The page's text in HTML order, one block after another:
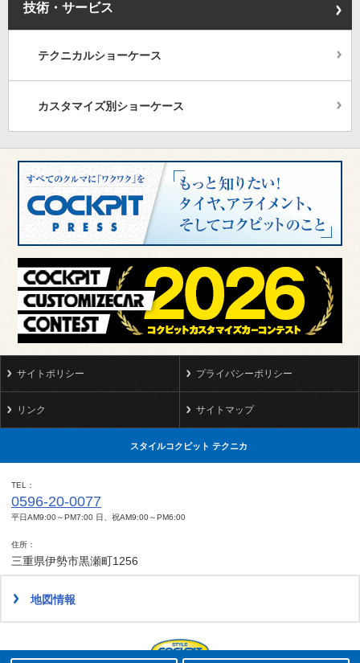
技術・サービス
テクニカルショーケース
カスタマイズ別ショーケース
サイトポリシー プライバシーポリシー
リンク サイトマップ
スタイルコクピット テクニカ
TEL
0596-20-0077
平日AM9:00～PM7:00 日、祝AM9:00～PM6:00
住所
三重県伊勢市黒瀬町1256
地図情報